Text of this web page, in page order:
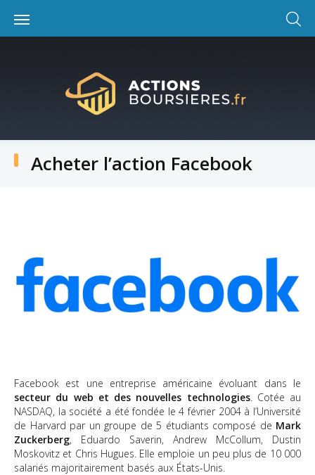
content
Acheter l’action Facebook
Facebook est une entreprise américaine évoluant dans le
secteur du web et des nouvelles technologies. Cotée au
NASDAQ, la société a été fondée le 4 février 2004 à l’Université
de Harvard par un groupe de 5 étudiants composé de Mark
Zuckerberg, Eduardo Saverin, Andrew McCollum, Dustin
Moskovitz et Chris Hugues. Elle emploie un peu plus de 10 000
salariés majoritairement basés aux États-Unis.